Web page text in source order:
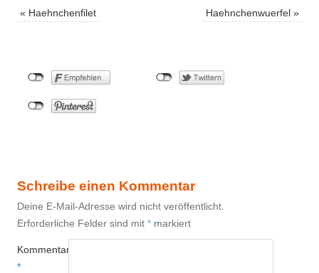
« Haehnchenfilet Haehnchenwuerfel »
Schreibe einen Kommentar
Deine E-Mail-Adresse wird nicht veröffentlicht.
Erforderliche Felder sind mit * markiert
Kommentar
*